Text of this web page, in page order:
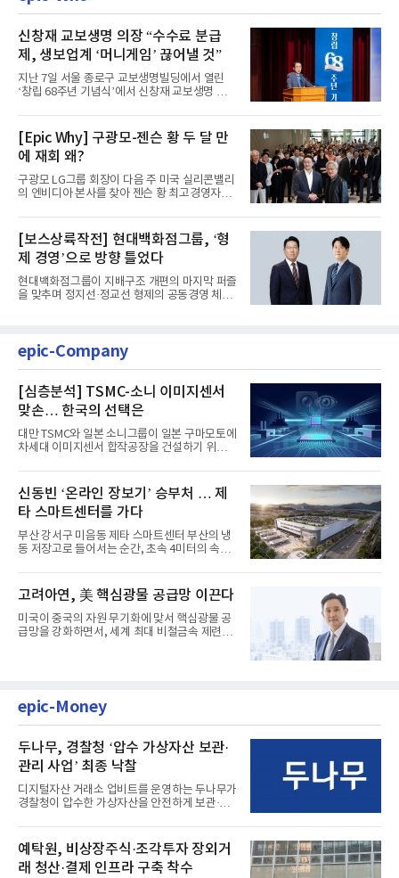
신창재 교보생명 의장 “수수료 분급
제, 생보업계 ‘머니게임’ 끊어낼 것”
지난 7일 서울 종로구 교보생명빌딩에서 열린
‘창립 68주년 기념식’에서 신창재 교보생명 대
[Epic Why] 구광모-젠슨 황 두 달 만
에 재회 왜?
구광모 LG그룹 회장이 다음 주 미국 실리콘밸리
의 엔비디아 본사를 찾아 젠슨 황 최고경영자
[보스상륙작전] 현대백화점그룹, ‘형
제 경영’으로 방향 틀었다
현대백화점그룹이 지배구조 개편의 마지막 퍼즐
을 맞추며 정지선·정교선 형제의 공동경영 체제
epic-Company
[심층분석] TSMC-소니 이미지센서
맞손… 한국의 선택은
대만 TSMC와 일본 소니그룹이 일본 구마모토에
차세대 이미지센서 합작공장을 건설하기 위해
신동빈 ‘온라인 장보기’ 승부처 … 제
타 스마트센터를 가다
부산 강서구 미음동 제타 스마트센터 부산의 냉
동 저장고로 들어서는 순간, 초속 4미터의 속도
고려아연, 美 핵심광물 공급망 이끈다
미국이 중국의 자원 무기화에 맞서 핵심광물 공
급망을 강화하면서, 세계 최대 비철금속 제련기
epic-Money
두나무, 경찰청 ‘압수 가상자산 보관·
관리 사업’ 최종 낙찰
디지털자산 거래소 업비트를 운영하는 두나무가
경찰청이 압수한 가상자산을 안전하게 보관·관
예탁원, 비상장주식·조각투자 장외거
래 청산·결제 인프라 구축 착수